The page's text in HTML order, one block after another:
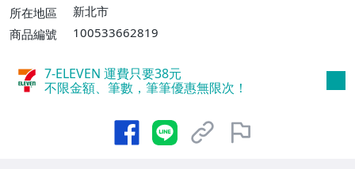
所在地區
新北市
商品編號
100533662819
7-ELEVEN 運費只要38元
不限金額、筆數，筆筆優惠無限次！